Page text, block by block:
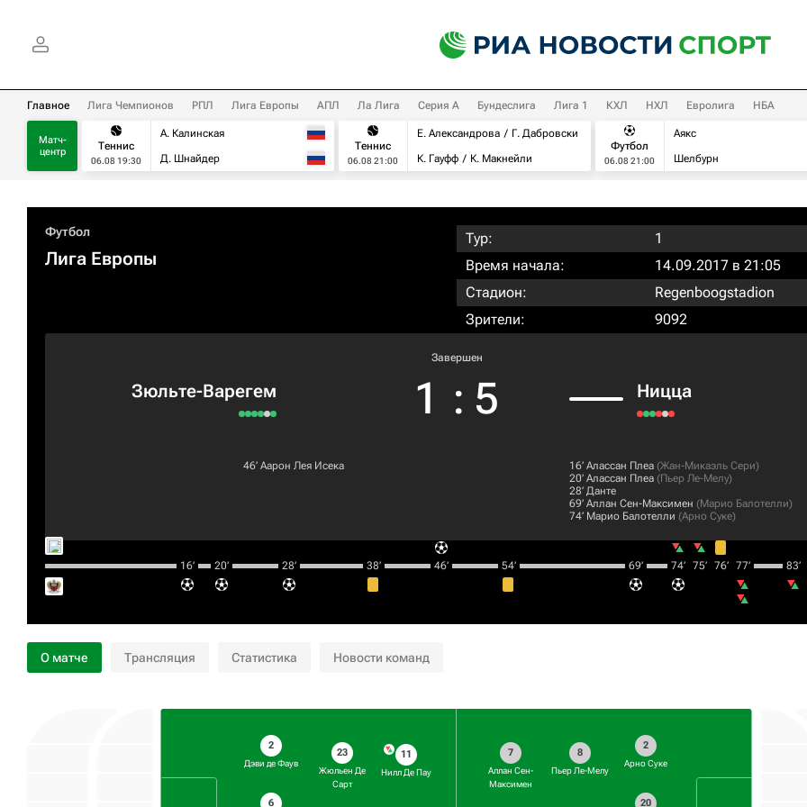
Главное Лига Чемпионов РПЛ Лига Европы АПЛ Ла Лига Серия А Бундеслига Лига 1 КХЛ НХЛ Евролига НБА
Матч-
центр
Теннис
06.08 19:30
А. Калинская
Д. Шнайдер
Теннис
06.08 21:00
Е. Александрова
Г. Дабровски
К. Гауфф
К. Макнейли
Футбол
06.08 21:00
Аякс
Шелбурн
Футбол
Лига Европы
Тур:
1
Время начала:
14.09.2017 в 21:05
Стадион:
Regenboogstadion
Зрители:
9092
Зюльте-Варегем
Завершен
1 : 5 Ницца
46‎’‎ Аарон Лея Исека 16‎’‎ Алассан Плеа (Жан-Микаэль Сери)
20‎’‎ Алассан Плеа (Пьер Ле-Мелу)
28‎’‎ Данте
69‎’‎ Аллан Сен-Максимен (Марио Балотелли)
74‎’‎ Марио Балотелли (Арно Суке)
16‎’‎ 20‎’‎ 28‎’‎ 38‎’‎ 46‎’‎ 54‎’‎ 69‎’‎ 74‎’‎ 75‎’‎ 76‎’‎ 77‎’‎ 83‎’‎
О матче Трансляция Статистика Новости команд
2
Дэви де Фаув
6
23
Жюльен Де
Сарт
11
Нилл Де Пау
2
Арно Суке
20
8
Пьер Ле-Мелу
7
Аллан Сен-
Максимен